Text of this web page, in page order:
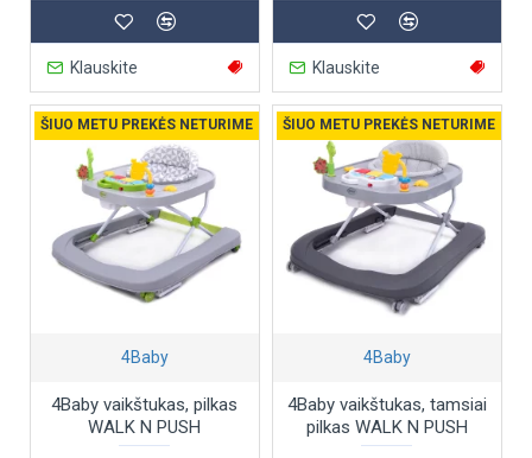
Klauskite Klauskite
ŠIUO METU PREKĖS NETURIME
4Baby
4Baby vaikštukas, pilkas
WALK N PUSH
ŠIUO METU PREKĖS NETURIME
4Baby
4Baby vaikštukas, tamsiai
pilkas WALK N PUSH